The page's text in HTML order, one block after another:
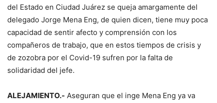
del Estado en Ciudad Juárez se queja amargamente del
delegado Jorge Mena Eng, de quien dicen, tiene muy poca
capacidad de sentir afecto y comprensión con los
compañeros de trabajo, que en estos tiempos de crisis y
de zozobra por el Covid-19 sufren por la falta de
solidaridad del jefe.
ALEJAMIENTO.- Aseguran que el inge Mena Eng ya va